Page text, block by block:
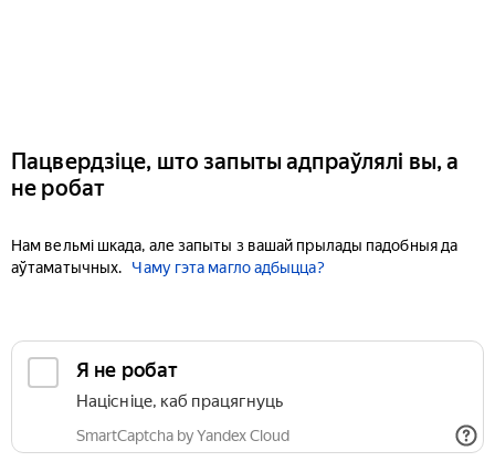
Пацвердзіце, што запыты адпраўлялі вы, а
не робат
Нам вельмі шкада, але запыты з вашай прылады падобныя да
аўтаматычных.
Чаму гэта магло адбыцца?
Я не робат
Націсніце, каб працягнуць
SmartCaptcha by Yandex Cloud